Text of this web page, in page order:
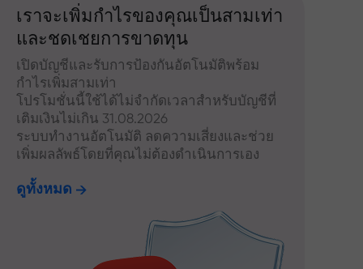
เราจะเพิ่มกำไรของคุณเป็นสามเท่า
และชดเชยการขาดทุน
เปิดบัญชีและรับการป้องกันอัตโนมัติพร้อม
กำไรเพิ่มสามเท่า
โปรโมชั่นนี้ใช้ได้ไม่จำกัดเวลาสำหรับบัญชีที่
เติมเงินไม่เกิน 31.08.2026
ระบบทำงานอัตโนมัติ ลดความเสี่ยงและช่วย
เพิ่มผลลัพธ์โดยที่คุณไม่ต้องดำเนินการเอง
ดูทั้งหมด